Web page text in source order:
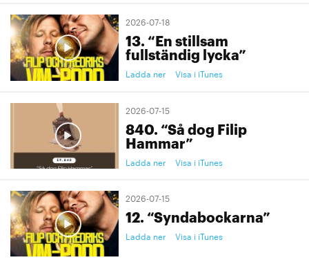
2026-07-18
13. “En stillsam
fullständig lycka”
Ladda ner Visa i iTunes
2026-07-15
840. “Så dog Filip
Hammar”
Ladda ner Visa i iTunes
2026-07-15
12. “Syndabockarna”
Ladda ner Visa i iTunes